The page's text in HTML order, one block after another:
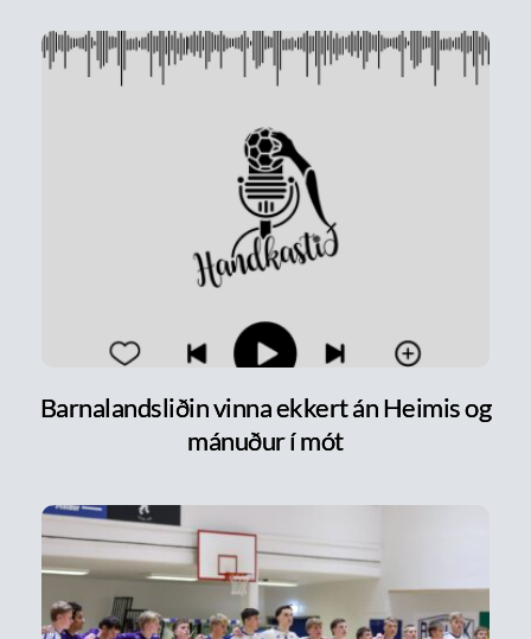
Barnalandsliðin vinna ekkert án Heimis og
mánuður í mót